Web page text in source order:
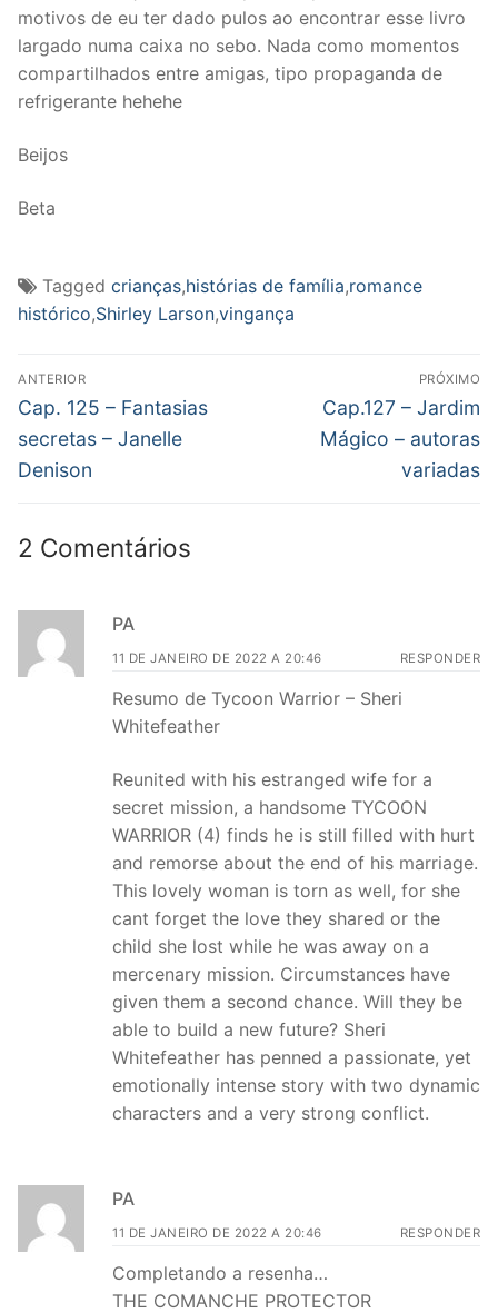
motivos de eu ter dado pulos ao encontrar esse livro
largado numa caixa no sebo. Nada como momentos
compartilhados entre amigas, tipo propaganda de
refrigerante hehehe
Beijos
Beta
Tagged crianças,histórias de família,romance
histórico,Shirley Larson,vingança
Navegação
de
Post
ANTERIOR
Post
anterior:
Cap. 125 – Fantasias
secretas – Janelle
Denison
PRÓXIMO
Próximo
post:
Cap.127 – Jardim
Mágico – autoras
variadas
2 Comentários
PA
11 DE JANEIRO DE 2022 A 20:46 RESPONDER
Resumo de Tycoon Warrior – Sheri
Whitefeather
Reunited with his estranged wife for a
secret mission, a handsome TYCOON
WARRIOR (4) finds he is still filled with hurt
and remorse about the end of his marriage.
This lovely woman is torn as well, for she
cant forget the love they shared or the
child she lost while he was away on a
mercenary mission. Circumstances have
given them a second chance. Will they be
able to build a new future? Sheri
Whitefeather has penned a passionate, yet
emotionally intense story with two dynamic
characters and a very strong conflict.
PA
11 DE JANEIRO DE 2022 A 20:46 RESPONDER
Completando a resenha…
THE COMANCHE PROTECTOR